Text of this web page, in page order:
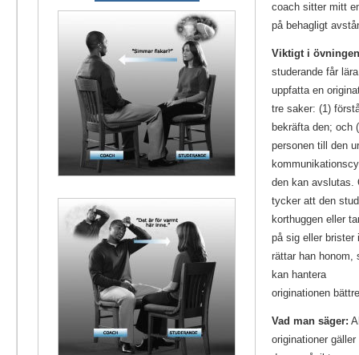
coach sitter mitt
på behagligt
Viktigt i
studerande får
uppfatta en
tre saker: (1)
bekräfta den; och
personen till den
den kan avslutas.
tycker att den
korthuggen eller
på sig eller brister
rättar han honom,
kan hantera
originationen
Vad man säger:
originationer